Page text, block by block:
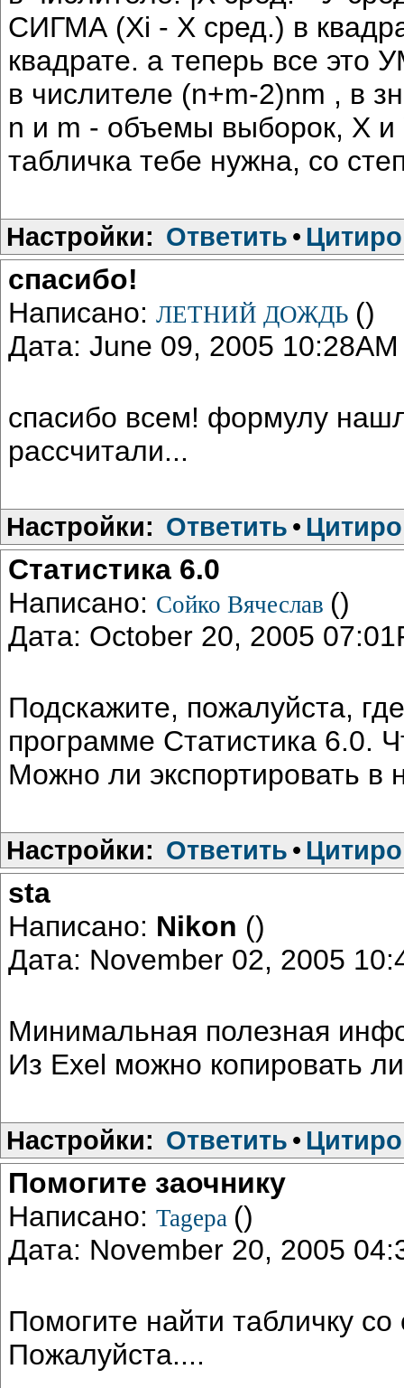
СИГМА (Хi - Х сред.) в
квадрате. а теперь все
в числителе (n+m-2)nm , в
n и m - объемы выборок, Х и
табличка тебе нужна, со
Настройки: Ответить •
спасибо!
Написано: ЛЕТНИЙ ДОЖДЬ ()
Дата: June 09, 2005 10:28AM
спасибо всем! формулу
рассчитали...
Настройки: Ответить •
Статистика 6.0
Написано: Сойко Вячеслав ()
Дата: October 20, 2005
Подскажите, пожалуйста,
программе Статистика 6.0.
Можно ли экспортировать в
Настройки: Ответить •
sta
Написано: Nikon ()
Дата: November 02, 2005
Минимальная полезная
Из Exel можно копировать
Настройки: Ответить •
Помогите заочнику
Написано: Tagepa ()
Дата: November 20, 2005
Помогите найти табличку
Пожалуйста....